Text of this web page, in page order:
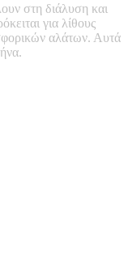
στη διάλυση και
για λίθους
αλάτων. Αυτά